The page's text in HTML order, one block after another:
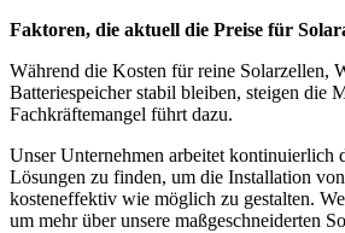
Faktoren, die aktuell die Preise für
Während die Kosten für reine Solarzellen,
Batteriespeicher stabil bleiben, steigen die
Fachkräftemangel führt dazu.
Unser Unternehmen arbeitet kontinuierlich
Lösungen zu finden, um die Installation
kosteneffektiv wie möglich zu gestalten.
um mehr über unsere maßgeschneiderten